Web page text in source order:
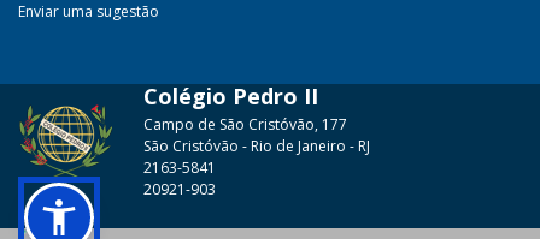
Enviar uma sugestão
Colégio Pedro II
Campo de São Cristóvão, 177
São Cristóvão - Rio de Janeiro - RJ
2163-5841
20921-903